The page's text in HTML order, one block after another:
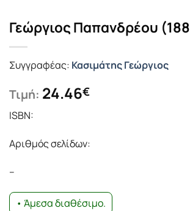
Γεώργιος Παπανδρέου
Συγγραφέας: Κασιμάτης Γεώργιος
Τιμή: 24.46€
ISBN:
Αριθμός σελίδων:
–
• Άμεσα διαθέσιμο.